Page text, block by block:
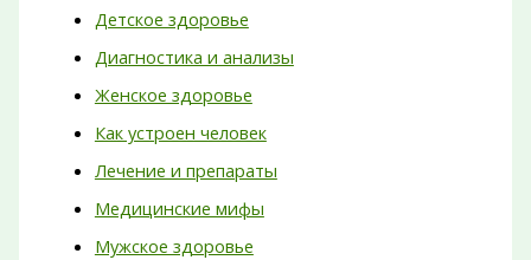
Детское здоровье
Диагностика и анализы
Женское здоровье
Как устроен человек
Лечение и препараты
Медицинские мифы
Мужское здоровье